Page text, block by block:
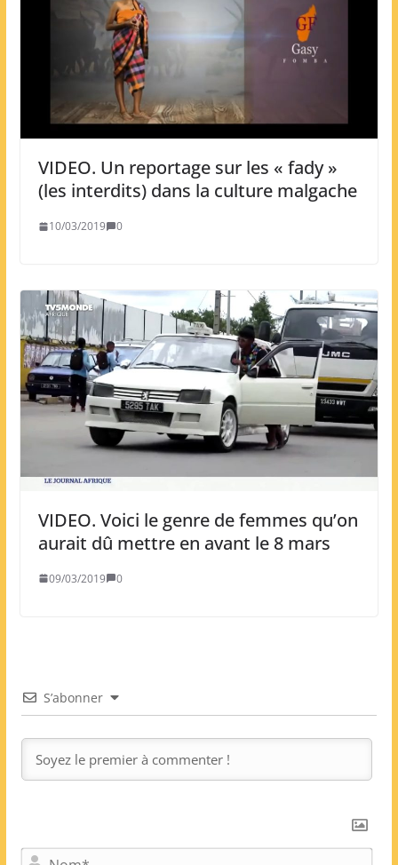
VIDEO. Un reportage sur les « fady »
(les interdits) dans la culture malgache
10/03/2019 0
VIDEO. Voici le genre de femmes qu’on
aurait dû mettre en avant le 8 mars
09/03/2019 0
S’abonner